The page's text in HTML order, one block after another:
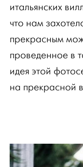
итальянских
что нам
прекрасным
проведенное в
идея этой
на прекрасной